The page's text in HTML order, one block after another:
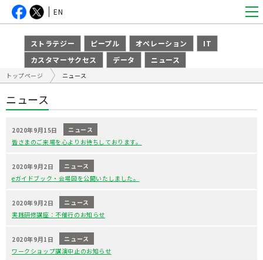
ストラテジー ピープル オペレーション
IT
カスタマーサクセス
データ ニュース
EN
トップページ ニュース
ニュース
2020年9月15日
ニュース
皆さまのご来場を心よりお待ちしております。
2020年9月2日
ニュース
eガイドブック・会場図を公開いたしました。
2020年9月2日
ニュース
実践研修講座：不催行のお知らせ
2020年9月1日
ニュース
ワークショップ講演中止のお知らせ